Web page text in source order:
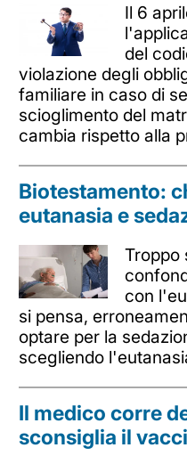
Il 6
del
violazione degli
familiare in caso di
scioglimento del
cambia rispetto alla
Biotestamento:
eutanasia e
Troppo
con
si pensa,
optare per la
scegliendo
Il medico corre
sconsiglia il